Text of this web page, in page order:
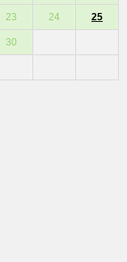
23 24 25
30